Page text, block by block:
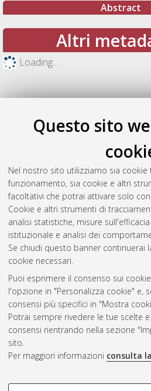
Questo sito
Nel nostro sito utilizziamo sia cookie
funzionamento, sia cookie e altri
facoltativi che potrai attivare solo
Cookie e altri strumenti di
analisi statistiche, misure
istituzionale e analisi dei
Se chiudi questo banner continuerai
cookie necessari.
Puoi esprimere il consenso sui
l'opzione in "Personalizza cookie" e,
consensi più specifici in "Mostra
Potrai sempre rivedere le tue scelte
consensi rientrando nella sezione
sito.
Per maggiori informazioni consulta
COOKIE DI PROFILAZIONE -
Abstract
Altri
Loading...
Gestione del
Atom
Rss 1.0
Rss 2.0
ISSN: 2038-7946
Impostazioni Cookie